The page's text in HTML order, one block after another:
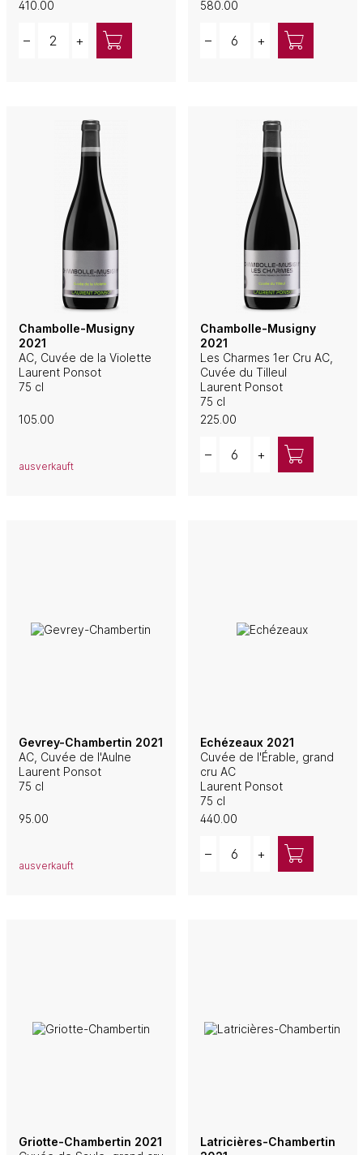
410.00
– +
580.00
– +
Chambolle-Musigny
2021
AC, Cuvée de la Violette
Laurent Ponsot
75 cl
105.00
ausverkauft
Chambolle-Musigny
2021
Les Charmes 1er Cru AC,
Cuvée du Tilleul
Laurent Ponsot
75 cl
225.00
– +
Gevrey-Chambertin 2021
AC, Cuvée de l'Aulne
Laurent Ponsot
75 cl
95.00
ausverkauft
Echézeaux 2021
Cuvée de l'Érable, grand
cru AC
Laurent Ponsot
75 cl
440.00
– +
Griotte-Chambertin 2021
Latricières-Chambertin